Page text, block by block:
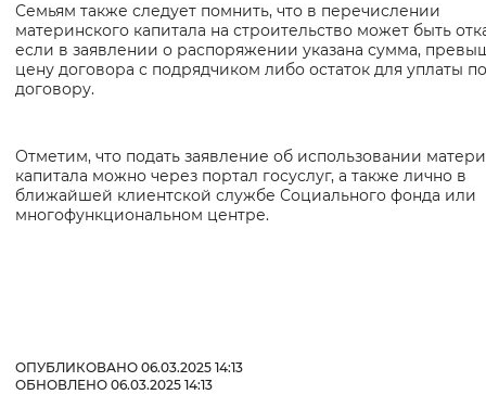
Семьям также следует помнить, что в перечислении
материнского капитала на строительство может быть
если в заявлении о распоряжении указана сумма,
цену договора с подрядчиком либо остаток для уплаты
договору.
Отметим, что подать заявление об использовании
капитала можно через портал госуслуг, а также лично в
ближайшей клиентской службе Социального фонда или
многофункциональном центре.
ОПУБЛИКОВАНО 06.03.2025 14:13
ОБНОВЛЕНО 06.03.2025 14:13